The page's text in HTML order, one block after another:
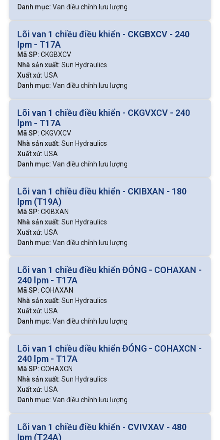
Đặc điểm nổi bật
Cho phép điều chỉnh liên tục và mượt tốc độ xy lanh,
mô tơ.
Có thể ổn định lưu lượng ngay cả khi tải thay đổi.
Cấu tạo gọn, dễ lắp đặt và bảo trì.
loại.
Độ bền cao, phù hợp môi trường làm việc công nghiệp
nặng.
Các loại van điều chỉnh lưu lượng
Van điều chỉnh lưu lượng có nhiều dạng khác nhau, tùy theo
cách lắp đặt, cấu tạo hoặc phương thức điều khiển.
1. Van tiết lưu
Đây là loại cơ bản nhất, điều chỉnh lưu lượng bằng cách
Ưu điểm: Cấu tạo đơn giản, giá rẻ, dễ sử dụng.
Nhược điểm: Lưu lượng thay đổi khi áp suất biến động.
Ứng dụng: Hệ thống đơn giản, máy ép, xy lanh nhỏ,
mạch phụ.
Các mã phổ biến: 2FRM, 2FRH, 2FRG (Rexroth, Yuken,
Xem thêm:Gioăng phớt làm kín dành
cho các loại van thủy lực
2. Van tiết lưu có bù áp
Danh mục: Van điều chỉnh lưu lượng
Lõi van 1 chiều điều khiển - CKGBXCV - 240
lpm - T17A
Mã SP: CKGBXCV
Nhà sản xuất: Sun Hydraulics
Xuất xứ: USA
Danh mục: Van điều chỉnh lưu lượng
Lõi van 1 chiều điều khiển - CKGVXCV - 240
lpm - T17A
Mã SP: CKGVXCV
Nhà sản xuất: Sun Hydraulics
Xuất xứ: USA
Danh mục: Van điều chỉnh lưu lượng
Lõi van 1 chiều điều khiển - CKIBXAN - 180
lpm (T19A)
Mã SP: CKIBXAN
Nhà sản xuất: Sun Hydraulics
Xuất xứ: USA
Danh mục: Van điều chỉnh lưu lượng
Lõi van 1 chiều điều khiển ĐÓNG - COHAXAN -
240 lpm - T17A
Mã SP: COHAXAN
Nhà sản xuất: Sun Hydraulics
Xuất xứ: USA
Danh mục: Van điều chỉnh lưu lượng
Lõi van 1 chiều điều khiển ĐÓNG - COHAXCN -
240 lpm - T17A
Mã SP: COHAXCN
Nhà sản xuất: Sun Hydraulics
Xuất xứ: USA
Danh mục: Van điều chỉnh lưu lượng
Lõi van 1 chiều điều khiển - CVIVXAV - 480
lpm (T24A)